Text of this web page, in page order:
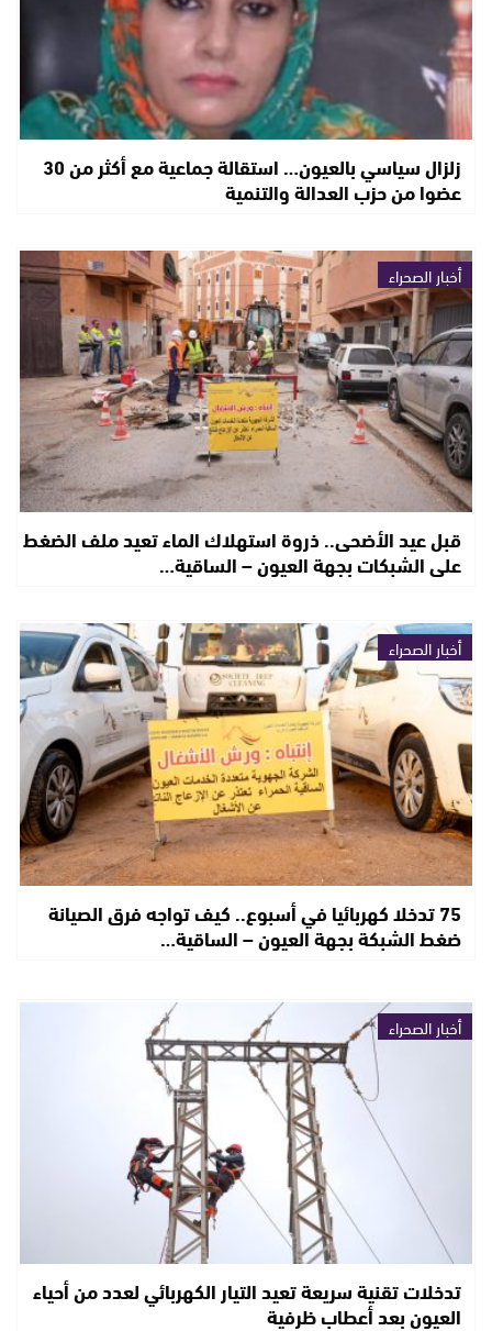
زلزال سياسي بالعيون… استقالة جماعية مع أكثر من 30
عضوا من حزب العدالة والتنمية
أخبار الصحراء
قبل عيد الأضحى.. ذروة استهلاك الماء تعيد ملف الضغط
على الشبكات بجهة العيون – الساقية…
أخبار الصحراء
75 تدخلا كهربائيا في أسبوع.. كيف تواجه فرق الصيانة
ضغط الشبكة بجهة العيون – الساقية…
أخبار الصحراء
تدخلات تقنية سريعة تعيد التيار الكهربائي لعدد من أحياء
العيون بعد أعطاب ظرفية